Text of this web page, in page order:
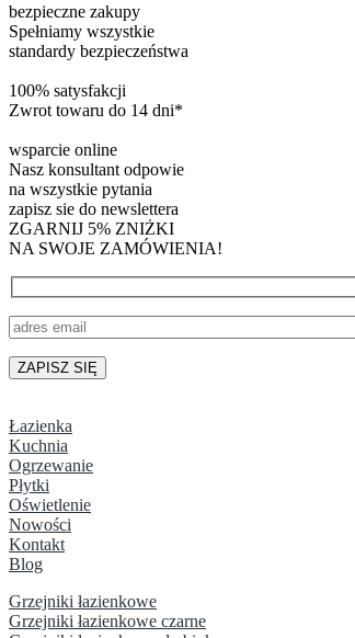
bezpieczne zakupy
Spełniamy wszystkie
standardy bezpieczeństwa
100% satysfakcji
Zwrot towaru do 14 dni*
wsparcie online
Nasz konsultant odpowie
na wszystkie pytania
zapisz sie do newslettera
ZGARNIJ 5% ZNIŻKI
NA SWOJE ZAMÓWIENIA!
Łazienka
Kuchnia
Ogrzewanie
Płytki
Oświetlenie
Nowości
Kontakt
Blog
Grzejniki łazienkowe
Grzejniki łazienkowe czarne